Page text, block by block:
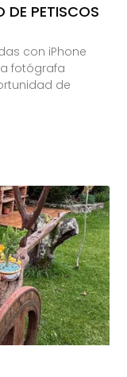
DE PETISCOS
con iPhone
fotógrafa
de